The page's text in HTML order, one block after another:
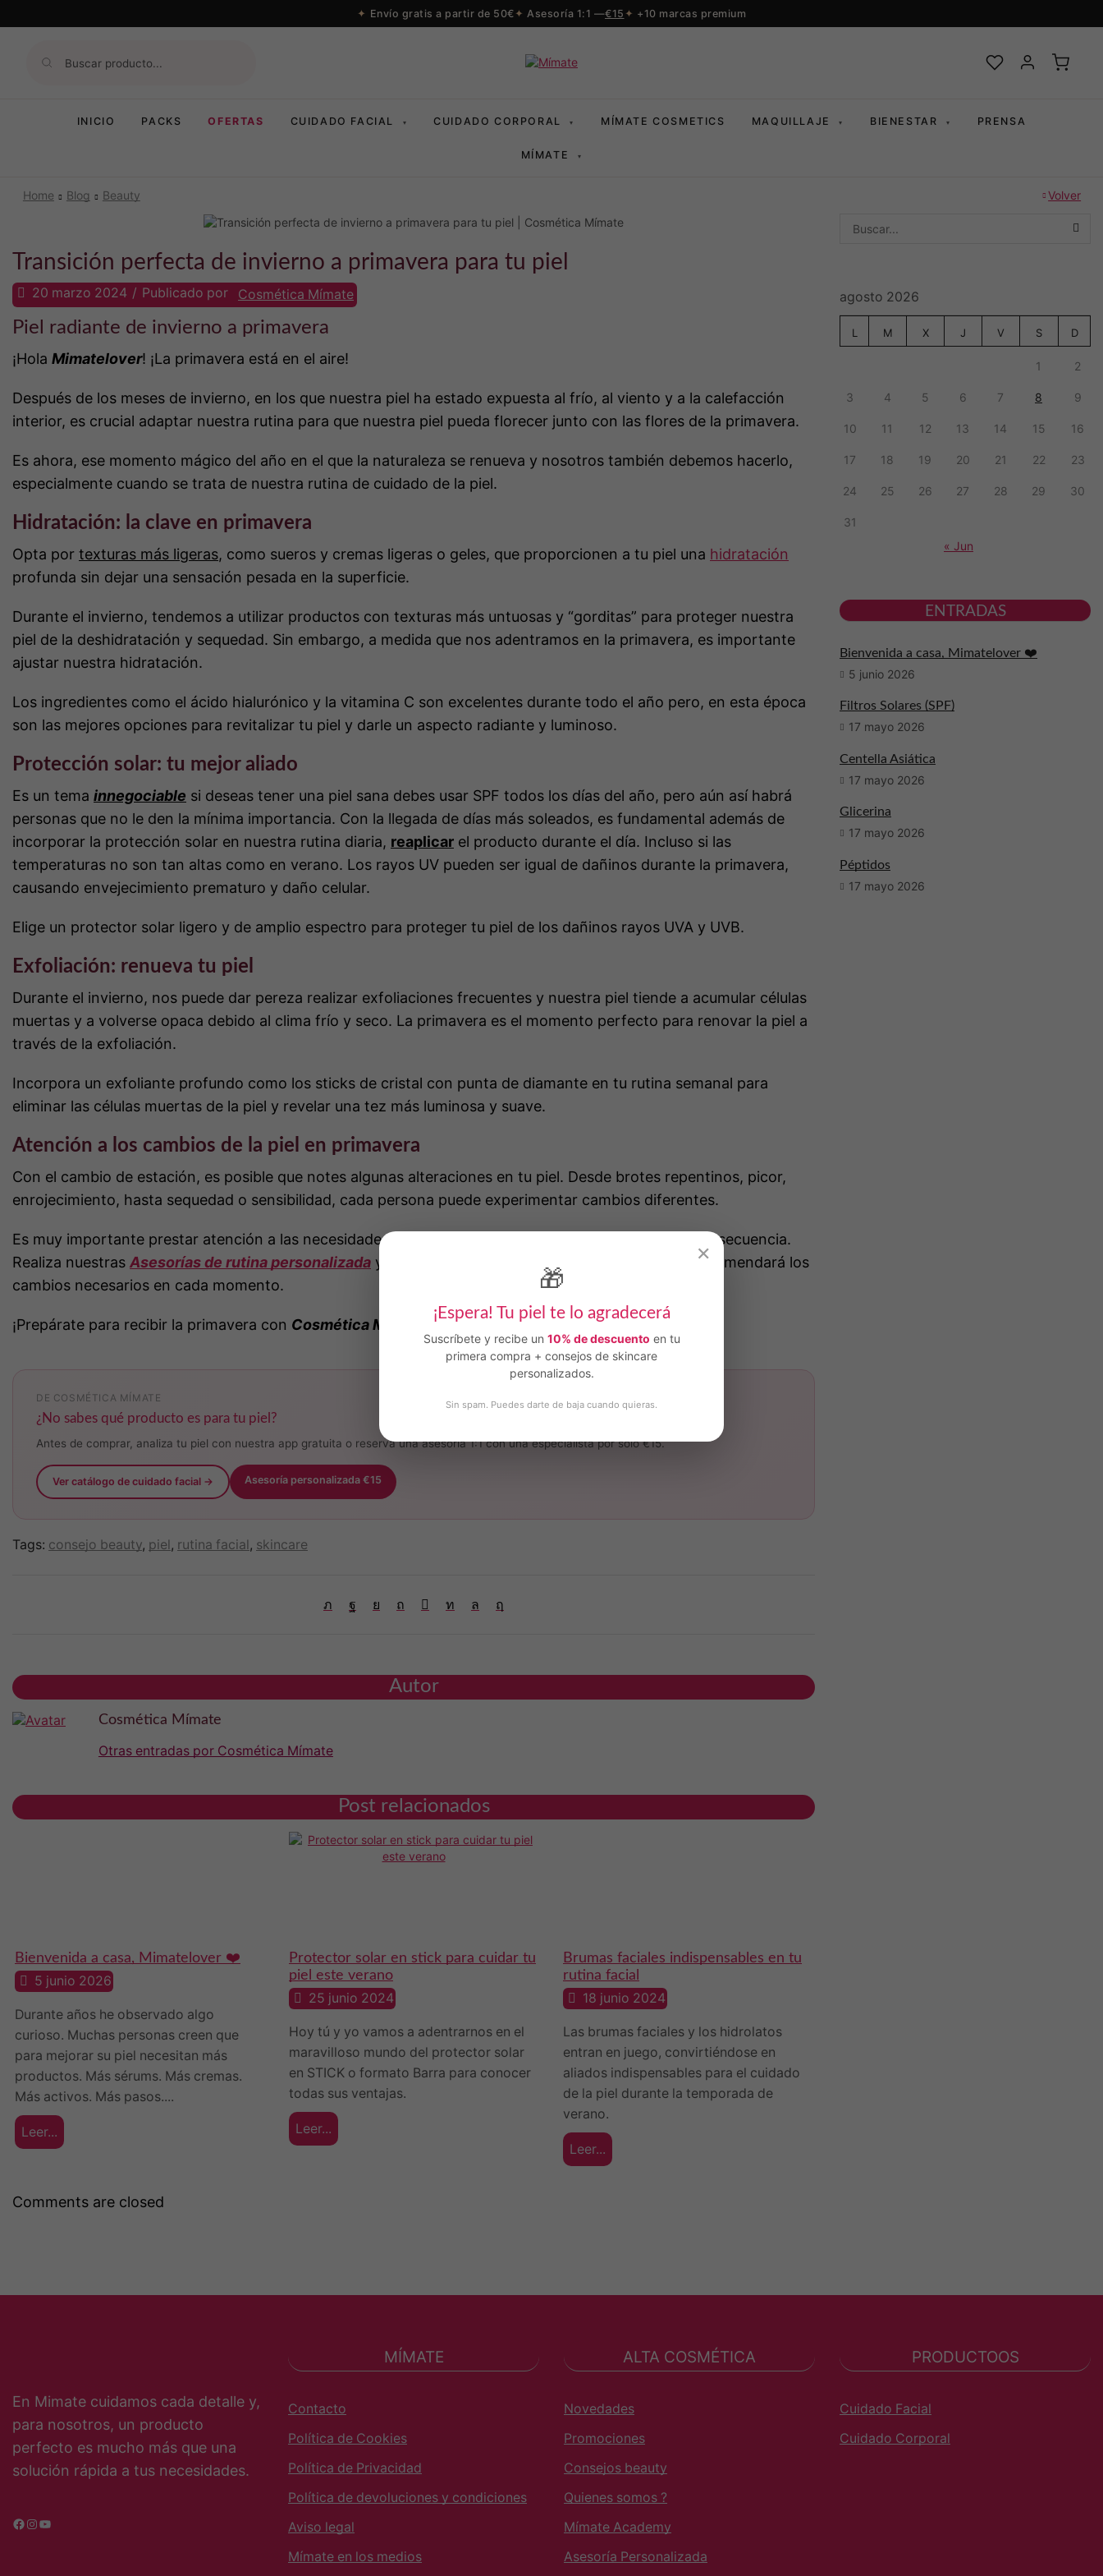
Envío gratis a partir de 50€ Asesoría 1:1 —€15 +10 marcas premium
INICIO PACKS OFERTAS CUIDADO FACIAL ▾ CUIDADO CORPORAL ▾ MÍMATE COSMETICS MAQUILLAJE ▾ BIENESTAR ▾ PRENSA
MÍMATE ▾
Volver
Home Blog Beauty
Beauty
Transición perfecta de invierno a primavera para tu piel
20 marzo 2024 / Publicado por Cosmética Mímate
Piel radiante de invierno a primavera
¡Hola Mimatelover! ¡La primavera está en el aire!
Después de los meses de invierno, en los que nuestra piel ha estado expuesta al frío, al viento y a la calefacción
interior, es crucial adaptar nuestra rutina para que nuestra piel pueda florecer junto con las flores de la primavera.
Es ahora, ese momento mágico del año en el que la naturaleza se renueva y nosotros también debemos hacerlo,
especialmente cuando se trata de nuestra rutina de cuidado de la piel.
Hidratación: la clave en primavera
Opta por texturas más ligeras, como sueros y cremas ligeras o geles, que proporcionen a tu piel una hidratación
profunda sin dejar una sensación pesada en la superficie.
Durante el invierno, tendemos a utilizar productos con texturas más untuosas y “gorditas” para proteger nuestra
piel de la deshidratación y sequedad. Sin embargo, a medida que nos adentramos en la primavera, es importante
ajustar nuestra hidratación.
Los ingredientes como el ácido hialurónico y la vitamina C son excelentes durante todo el año pero, en esta época
son las mejores opciones para revitalizar tu piel y darle un aspecto radiante y luminoso.
Protección solar: tu mejor aliado
Es un tema innegociable si deseas tener una piel sana debes usar SPF todos los días del año, pero aún así habrá
personas que no le den la mínima importancia. Con la llegada de días más soleados, es fundamental además de
incorporar la protección solar en nuestra rutina diaria, reaplicar el producto durante el día. Incluso si las
temperaturas no son tan altas como en verano. Los rayos UV pueden ser igual de dañinos durante la primavera,
causando envejecimiento prematuro y daño celular.
Elige un protector solar ligero y de amplio espectro para proteger tu piel de los dañinos rayos UVA y UVB.
Exfoliación: renueva tu piel
Durante el invierno, nos puede dar pereza realizar exfoliaciones frecuentes y nuestra piel tiende a acumular células
muertas y a volverse opaca debido al clima frío y seco. La primavera es el momento perfecto para renovar la piel a
través de la exfoliación.
Incorpora un exfoliante profundo como los sticks de cristal con punta de diamante en tu rutina semanal para
eliminar las células muertas de la piel y revelar una tez más luminosa y suave.
Atención a los cambios de la piel en primavera
Con el cambio de estación, es posible que notes algunas alteraciones en tu piel. Desde brotes repentinos, picor,
enrojecimiento, hasta sequedad o sensibilidad, cada persona puede experimentar cambios diferentes.
Es muy importante prestar atención a las necesidades cambiantes de tu piel y ajustar tu rutina en consecuencia.
Realiza nuestras Asesorías de rutina personalizada y nuestro equipo de expertas te aconsejará y recomendará los
cambios necesarios en cada momento.
¡Prepárate para recibir la primavera con Cosmética Mímate
DE COSMÉTICA MÍMATE
¿No sabes qué producto es para tu piel?
Antes de comprar, analiza tu piel con nuestra app gratuita o reserva una asesoría 1:1 con una especialista por solo €15.
Ver catálogo de cuidado facial → Asesoría personalizada €15
Tags: consejo beauty, piel, rutina facial, skincare
Autor
Cosmética Mímate
Otras entradas por Cosmética Mímate
Post relacionados
Bienvenida a casa, Mimatelover ❤️
5 junio 2026
Durante años he observado algo
curioso. Muchas personas creen que
para mejorar su piel necesitan más
productos. Más sérums. Más cremas.
Más activos. Más pasos....
Leer...
Protector solar en stick para cuidar tu
piel este verano
25 junio 2024
Hoy tú y yo vamos a adentrarnos en el
maravilloso mundo del protector solar
en STICK o formato Barra para conocer
todas sus ventajas.
Leer...
Brumas faciales indispensables en tu
rutina facial
18 junio 2024
Las brumas faciales y los hidrolatos
entran en juego, convirtiéndose en
aliados indispensables para el cuidado
de la piel durante la temporada de
verano.
Leer...
Comments are closed
agosto 2026
L M X J V S D
1 2
3 4 5 6 7 8 9
10 11 12 13 14 15 16
17 18 19 20 21 22 23
24 25 26 27 28 29 30
31
« Jun
ENTRADAS
Bienvenida a casa, Mimatelover ❤️
5 junio 2026
Filtros Solares (SPF)
17 mayo 2026
Centella Asiática
17 mayo 2026
Glicerina
17 mayo 2026
Péptidos
17 mayo 2026
En Mimate cuidamos cada detalle y,
para nosotros, un producto
perfecto es mucho más que una
solución rápida a tus necesidades.
Facebook
MÍMATE
Contacto
Política de Cookies
Política de Privacidad
Política de devoluciones y condiciones
Aviso legal
Mímate en los medios
ALTA COSMÉTICA
Novedades
Promociones
Consejos beauty
Quienes somos ?
Mímate Academy
Asesoría Personalizada
PRODUCTOOS
Cuidado Facial
Cuidado Corporal
✕
🎁
¡Espera! Tu piel te lo agradecerá
Suscríbete y recibe un 10% de descuento en tu
primera compra + consejos de skincare
personalizados.
Sin spam. Puedes darte de baja cuando quieras.